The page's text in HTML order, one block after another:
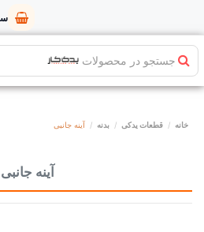
جستجو در محصولات
خانه قطعات یدکی بدنه آینه جانبی
آینه جانبی